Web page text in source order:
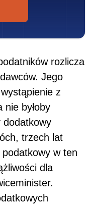
rozlicza
Jego
z
byłoby
dodatkowy
trzech lat
w ten
dla